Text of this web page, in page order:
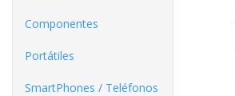
Componentes
Portátiles
SmartPhones / Teléfonos